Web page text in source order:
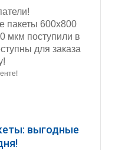
пакеты 600х800
мкм поступили в
для заказа
выгодные